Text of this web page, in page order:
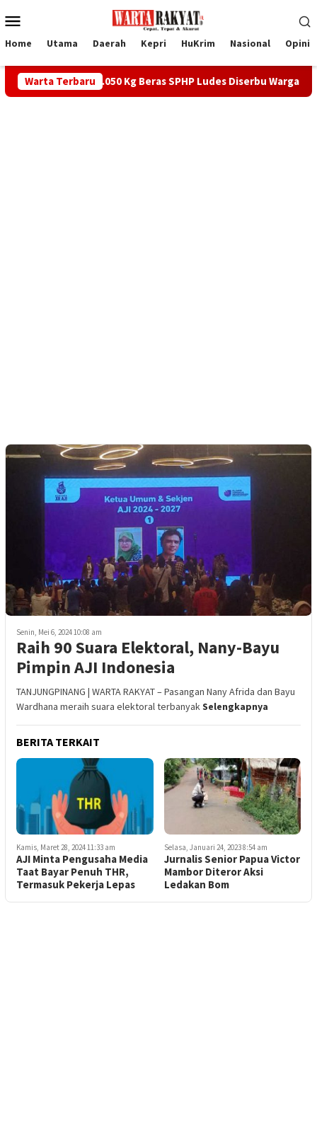
ke
Mobile
Home Utama Daerah Kepri HuKrim Nasional Opini
Warta Terbaru
Meral, 1.050 Kg Beras SPHP Ludes Diserbu Warga PS
Senin, Mei 6, 2024 10:08 am
Raih 90 Suara Elektoral, Nany-Bayu
Pimpin AJI Indonesia
TANJUNGPINANG | WARTA RAKYAT – Pasangan Nany Afrida dan Bayu
Wardhana meraih suara elektoral terbanyakSelengkapnya
BERITA TERKAIT
Kamis, Maret 28, 2024 11:33 am
AJI Minta Pengusaha Media
Taat Bayar Penuh THR,
Termasuk Pekerja Lepas
Selasa, Januari 24, 2023 8:54 am
Jurnalis Senior Papua Victor
Mambor Diteror Aksi
Ledakan Bom